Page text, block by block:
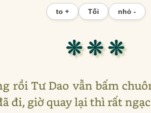
to + Tối nhỏ -
❊ ❊ ❊
rồi Tư Dao vẫn bấm
đi, giờ quay lại thì rất